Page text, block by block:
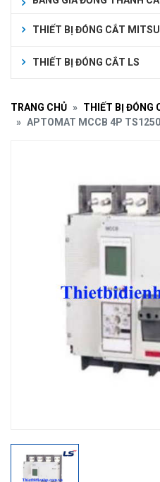
THIẾT BỊ ĐÓNG CẮT
THIẾT BỊ ĐÓNG CẮT LS
TRANG CHỦ THIẾT BỊ ĐÓNG
APTOMAT MCCB 4P